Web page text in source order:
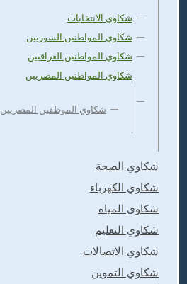
شكاوي الانتخابات
شكاوي المواطنين السوريين
شكاوي المواطنين العراقيين
شكاوي المواطنين المصريين
شكاوي الموظفين المصريين
شكاوي الصحة
شكاوي الكهرباء
شكاوي المياه
شكاوي التعليم
شكاوي الاتصالات
شكاوي التموين